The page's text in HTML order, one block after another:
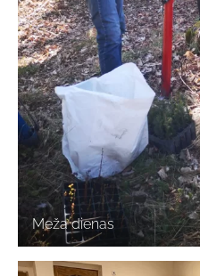
Meža dienas